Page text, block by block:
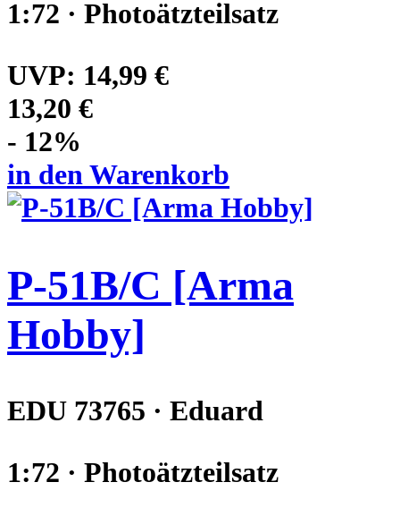
1:72 · Photoätzteilsatz
UVP: 14,99 €
13,20 €
- 12%
in den Warenkorb
P-51B/C [Arma
Hobby]
EDU 73765 · Eduard
1:72 · Photoätzteilsatz